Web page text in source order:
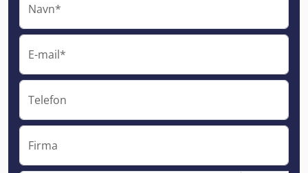
Navn*
E-mail*
Telefon
Firma